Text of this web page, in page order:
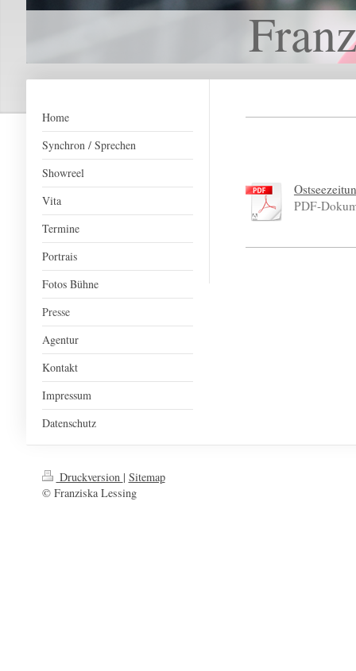
Home
Synchron / Sprechen
Showreel
Vita
Termine
Portrais
Fotos Bühne
Presse
Agentur
Kontakt
Impressum
Datenschutz
PDF-
Druckversion | Sitemap
© Franziska Lessing